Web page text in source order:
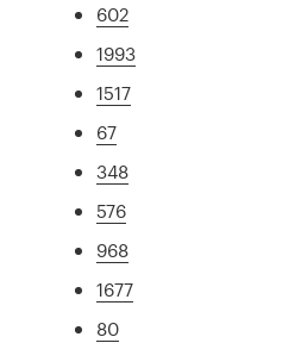
602
1993
1517
67
348
576
968
1677
80